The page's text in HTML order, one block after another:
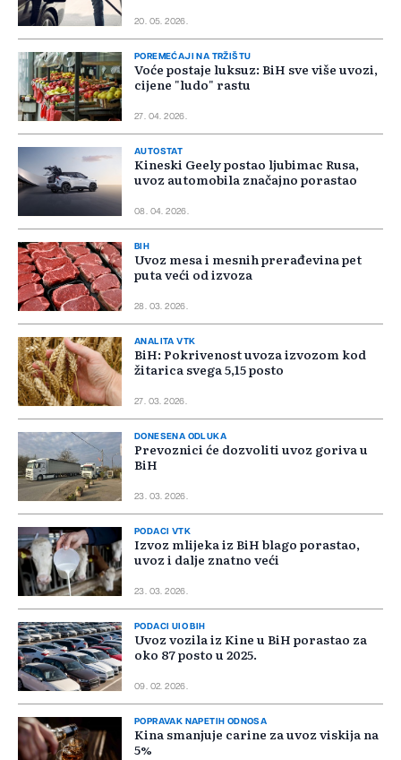
20. 05. 2026.
POREMEĆAJI NA TRŽIŠTU
Voće postaje luksuz: BiH sve više uvozi,
cijene "ludo" rastu
27. 04. 2026.
AUTOSTAT
Kineski Geely postao ljubimac Rusa,
uvoz automobila značajno porastao
08. 04. 2026.
BIH
Uvoz mesa i mesnih prerađevina pet
puta veći od izvoza
28. 03. 2026.
ANALITA VTK
BiH: Pokrivenost uvoza izvozom kod
žitarica svega 5,15 posto
27. 03. 2026.
DONESENA ODLUKA
Prevoznici će dozvoliti uvoz goriva u
BiH
23. 03. 2026.
PODACI VTK
Izvoz mlijeka iz BiH blago porastao,
uvoz i dalje znatno veći
23. 03. 2026.
PODACI UIO BIH
Uvoz vozila iz Kine u BiH porastao za
oko 87 posto u 2025.
09. 02. 2026.
POPRAVAK NAPETIH ODNOSA
Kina smanjuje carine za uvoz viskija na
5%